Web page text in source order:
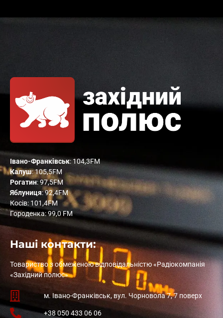
Івано-Франківськ: 104,3FM
Калуш: 105,5FM
Рогатин: 97,5FM
Яблуниця: 92,4FM
Косів: 101,4FM
Городенка: 99,0 FM
Наші контакти:
Товариство з обмеженою відповідальністю «Радіокомпанія
«Західний полюс»
м. Івано-Франківськ, вул. Чорновола 7, 7 поверх
+38 050 433 06 06